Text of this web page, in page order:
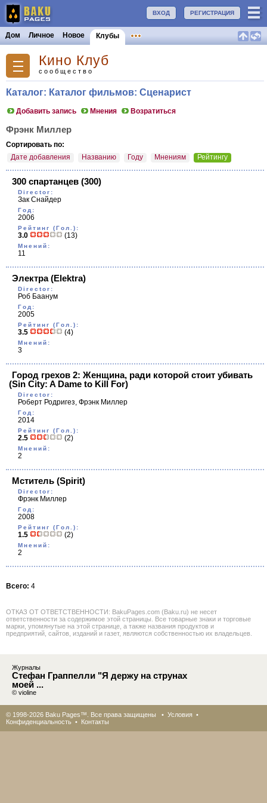
РЕГИСТРАЦИЯ
ВХОД
Дом Личное Новое Клубы
Кино Клуб
сообщество
Каталог: Каталог фильмов: Сценарист
Добавить запись Мнения Возратиться
Фрэнк Миллер
Сортировать по:
Дате добавления
Названию Году Мнениям Рейтингу
300 спартанцев (300)
Director:
Зак Снайдер
Год:
2006
Рейтинг (Гол.):
3.0 (13)
Мнений:
11
Электра(Elektra)
Director:
Роб Баанум
Год:
2005
Рейтинг (Гол.):
3.5 (4)
Мнений:
3
Город грехов 2: Женщина, ради которой стоит убивать
(Sin City: A Dame to Kill For)
Director:
Роберт Родригез, Фрэнк Миллер
Год:
2014
Рейтинг (Гол.):
2.5 (2)
Мнений:
2
Мститель (Spirit)
Director:
Фрэнк Миллер
Год:
2008
Рейтинг (Гол.):
1.5 (2)
Мнений:
2
Всего: 4
ОТКАЗ ОТ ОТВЕТСТВЕННОСТИ: BakuPages.com (Baku.ru) не несет
ответственности за содержимое этой страницы. Все товарные знаки и торговые
марки, упомянутые на этой странице, а также названия продуктов и
предприятий, сайтов, изданий и газет, являются собственностью их владельцев.
Журналы
Стефан Граппелли "Я держу на струнах
моей ...
© violine
© 1998-2026 Baku Pages™. Все права защищены • Условия •
Конфиденциальность • Контакты